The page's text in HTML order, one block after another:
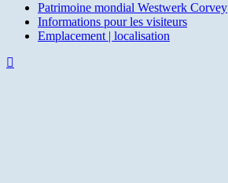
Patrimoine mondial Westwerk Corvey
Informations pour les visiteurs
Emplacement | localisation